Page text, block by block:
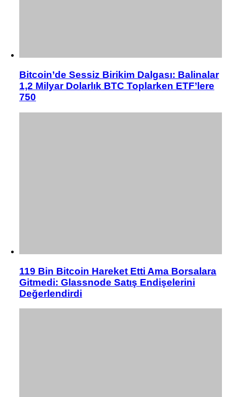
Bitcoin’de Sessiz Birikim Dalgası: Balinalar
1,2 Milyar Dolarlık BTC Toplarken ETF’lere
750
119 Bin Bitcoin Hareket Etti Ama Borsalara
Gitmedi: Glassnode Satış Endişelerini
Değerlendirdi